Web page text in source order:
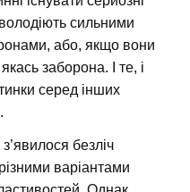
сильними
або, якщо вони
заборона. І те, і
серед інших
безліч
варіантами